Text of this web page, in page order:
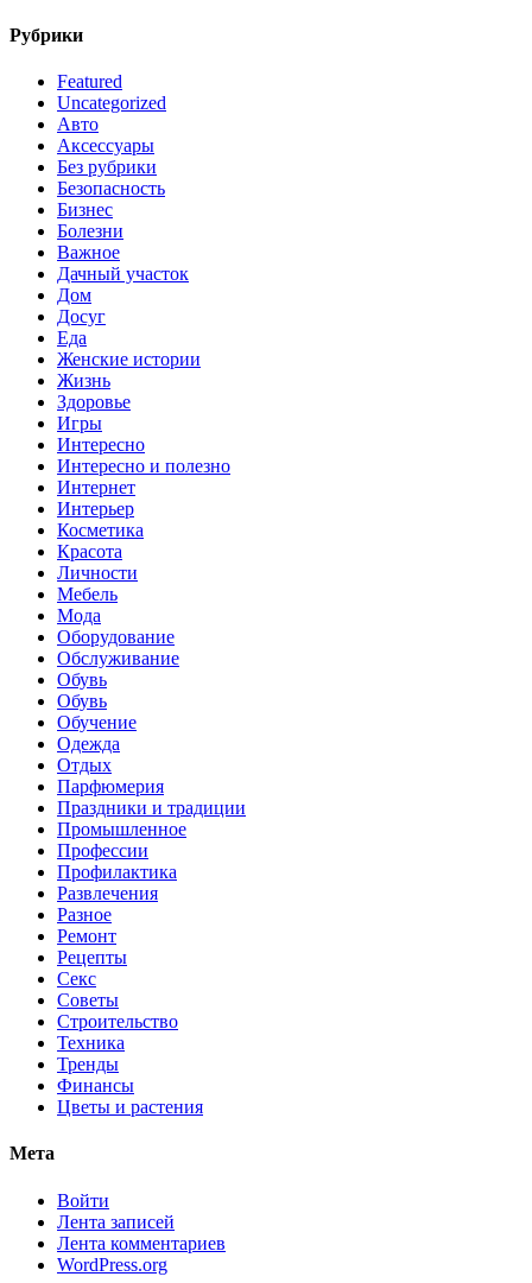
Рубрики
Featured
Uncategorized
Авто
Аксессуары
Без рубрики
Безопасность
Бизнес
Болезни
Важное
Дачный участок
Дом
Досуг
Еда
Женские истории
Жизнь
Здоровье
Игры
Интересно
Интересно и полезно
Интернет
Интерьер
Косметика
Красота
Личности
Мебель
Мода
Оборудование
Обслуживание
Обувь
Обувь
Обучение
Одежда
Отдых
Парфюмерия
Праздники и традиции
Промышленное
Профессии
Профилактика
Развлечения
Разное
Ремонт
Рецепты
Секс
Советы
Строительство
Техника
Тренды
Финансы
Цветы и растения
Мета
Войти
Лента записей
Лента комментариев
WordPress.org